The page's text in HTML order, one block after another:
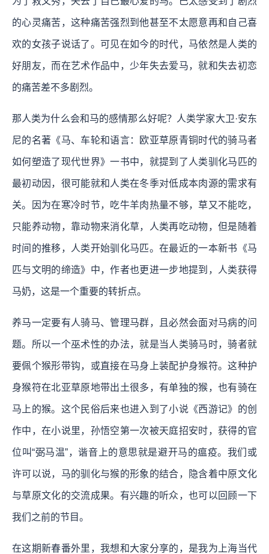
的心灵痛苦，这种痛苦强烈到他甚至不太愿意再和自己喜
欢的女孩子说话了。可见在如今的时代，马依然是人类的
好朋友，而在艺术作品中，少年失去爱马，就和失去初恋
的痛苦差不多剧烈。
那人类为什么会和马的感情那么好呢？人类学家大卫·安东
尼的名著《马、车轮和语言：欧亚草原青铜时代的骑马者
如何塑造了现代世界》一书中，就提到了人类驯化马匹的
最初动因，很可能就和人类在冬季对低成本肉源的需求有
关。因为在寒冷时节，吃牛羊肉热量不够，草又不能吃，
只能养动物，靠动物来消化草，人类再吃动物，但是随着
时间的推移，人类开始驯化马匹。在最近的一本新书《马
匹与文明的缔造》中，作者也更进一步地提到，人类获得
马奶，这是一个重要的转折点。
养马一定要有人骑马、管理马群，且必然会面对马病的问
题。所以一个巫术性的办法，就是当人类骑马时，骑者就
要佩个猴形带钩，或直接在马身上装配护身猴符。这种护
身猴符在北亚草原地带出土很多，有单独的猴，也有骑在
马上的猴。这个民俗后来也进入到了小说《西游记》的创
作中，在小说里，孙悟空第一次被天庭招安时，获得的官
位叫“弼马温”，谐音上的意思就是避开马的瘟疫。我们或
许可以说，马的驯化与猴的形象的结合，隐含着中原文化
与草原文化的交流成果。有兴趣的听众，也可以回顾一下
我们之前的节目。
在这期新春番外里，我想和大家分享的，是我为上海当代